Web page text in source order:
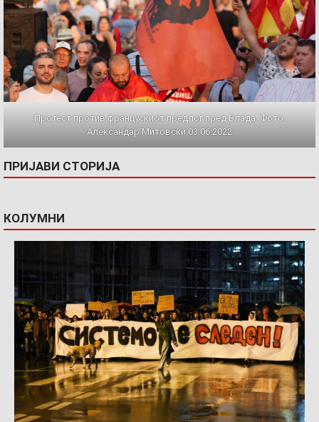
Протест против францускиот предлог пред Влада. Фото:
Александар Митовски,03.06.2022
ПРИЈАВИ СТОРИЈА
КОЛУМНИ